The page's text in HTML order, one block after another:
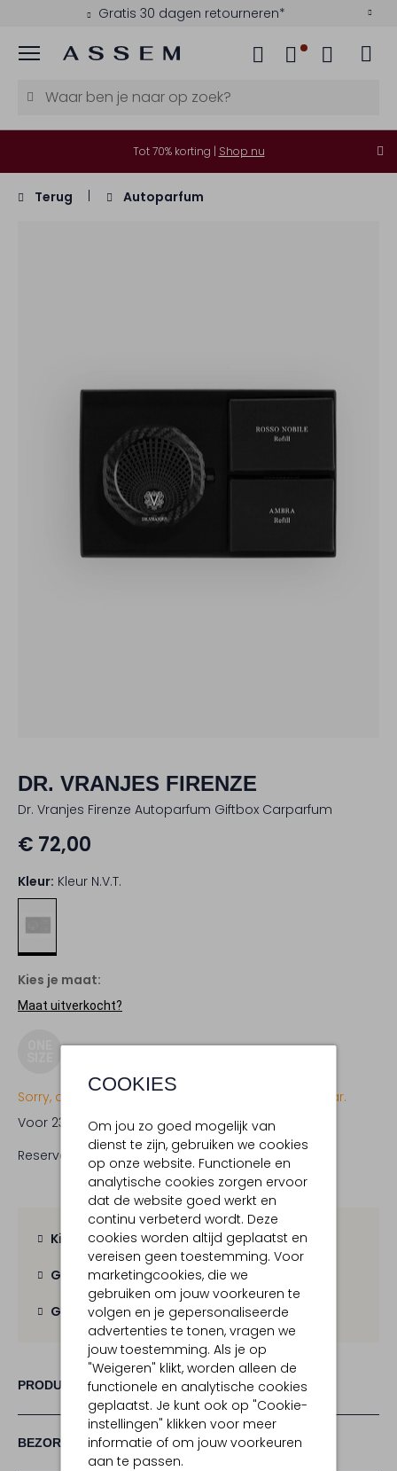
Gratis 30 dagen retourneren*
Menu
COOKIES
Om jou zo goed mogelijk van
dienst te zijn, gebruiken we cookies
op onze website. Functionele en
analytische cookies zorgen ervoor
dat de website goed werkt en
continu verbeterd wordt. Deze
cookies worden altijd geplaatst en
vereisen geen toestemming. Voor
marketingcookies, die we
gebruiken om jouw voorkeuren te
volgen en je gepersonaliseerde
advertenties te tonen, vragen we
jouw toestemming. Als je op
"Weigeren" klikt, worden alleen de
functionele en analytische cookies
geplaatst. Je kunt ook op "Cookie-
instellingen" klikken voor meer
informatie of om jouw voorkeuren
aan te passen.
Tot 70% korting | Shop nu
Terug Autoparfum
DR. VRANJES FIRENZE
Dr. Vranjes Firenze Autoparfum Giftbox Carparfum
€ 72,00
Kleur: Kleur N.v.t.
Kies je maat:
Maat uitverkocht?
Sorry, dit item is momenteel (nog) niet beschikbaar.
Voor 23:59 uur besteld, woensdag in huis
Reserveer direct in een van onze 19 boutiques
Kies zelf je bezorgmoment
Gratis verzendingvanaf € 100,-
Gratis retourbinnen 30 dagen
PRODUCT INFORMATIE
BEZORGEN & RETOURNEREN